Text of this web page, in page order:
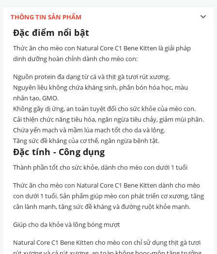
THÔNG TIN SẢN PHẨM
Đặc điểm nổi bật
Thức ăn cho mèo con Natural Core C1 Bene Kitten là giải pháp
dinh dưỡng hoàn chỉnh dành cho mèo con:
Nguồn protein đa dạng từ cá và thịt gà tươi rút xương.
Nguyên liệu không chứa kháng sinh, phân bón hóa học, màu
nhân tạo, GMO.
Không gây dị ứng, an toàn tuyệt đối cho sức khỏe của mèo con.
Cải thiện chức năng tiêu hóa, ngăn ngừa tiêu chảy, giảm mùi phân.
Chứa yến mạch và mầm lúa mạch tốt cho da và lông.
Tăng sức đề kháng của cơ thể, ngăn ngừa bệnh tật.
Đặc tính - Công dụng
Thành phần tốt cho sức khỏe, dành cho mèo con dưới 1 tuổi
Thức ăn cho mèo con Natural Core C1 Bene Kitten dành cho mèo
con dưới 1 tuổi. Sản phẩm giúp mèo con phát triển cơ xương, tăng
cân lành mạnh, tăng sức đề kháng và đường ruột khỏe mạnh.
Giúp cho da khỏe và lông bóng mượt
Natural Core C1 Bene Kitten cho mèo con chỉ sử dụng thịt gà tươi